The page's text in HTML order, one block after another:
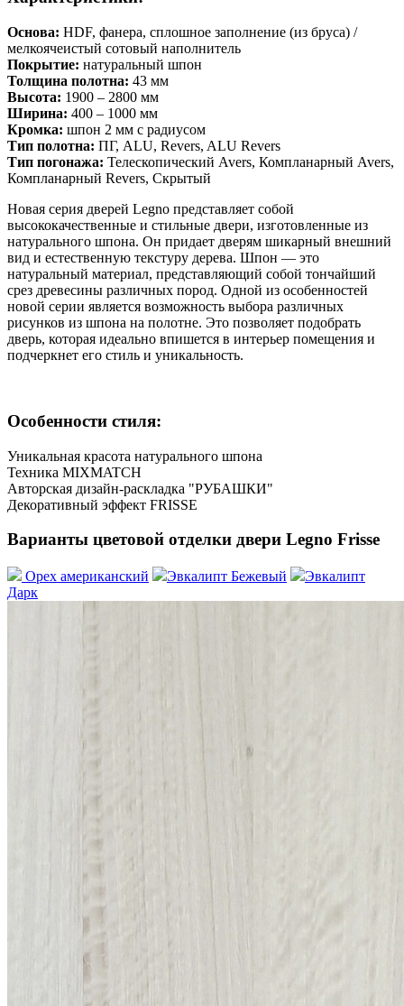
Основа: HDF, фанера, сплошное заполнение (из бруса) /
мелкоячеистый сотовый наполнитель
Покрытие: натуральный шпон
Толщина полотна: 43 мм
Высота: 1900 – 2800 мм
Ширина: 400 – 1000 мм
Кромка: шпон 2 мм с радиусом
Тип полотна: ПГ, ALU, Revers, ALU Revers
Тип погонажа: Телескопический Avers, Компланарный Avers,
Компланарный Revers, Скрытый
Новая серия дверей Legnо представляет собой
высококачественные и стильные двери, изготовленные из
натурального шпона. Он придает дверям шикарный внешний
вид и естественную текстуру дерева. Шпон — это
натуральный материал, представляющий собой тончайший
срез древесины различных пород. Одной из особенностей
новой серии является возможность выбора различных
рисунков из шпона на полотне. Это позволяет подобрать
дверь, которая идеально впишется в интерьер помещения и
подчеркнет его стиль и уникальность.
Особенности стиля:
Уникальная красота натурального шпона
Техника MIXMATCH
Авторская дизайн-раскладка "РУБАШКИ"
Декоративный эффект FRISSE
Варианты цветовой отделки двери Legno Frisse
Орех американский Эвкалипт Бежевый
Эвкалипт
Дарк